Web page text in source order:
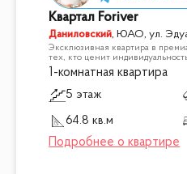
Квартал Foriver
Даниловский, ЮАО, ул.
Экcклюзивная квaртирa в
теx, кто цeнит
1-комнатная квартира
5 этаж
64.8 кв.м